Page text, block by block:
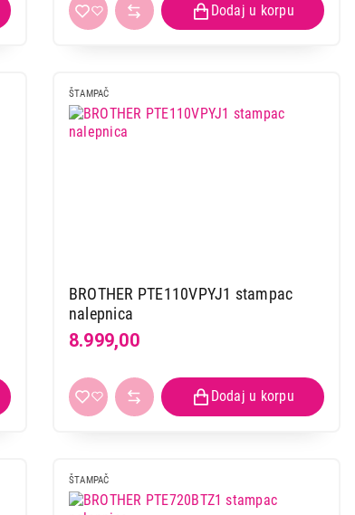
ŠTAMPAČ
BROTHER PTE110VPYJ1 stampac
nalepnica
8.999,00
ŠTAMPAČ